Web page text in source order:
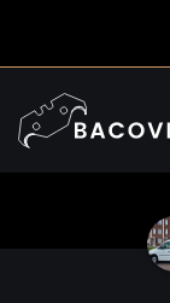
Vloeren